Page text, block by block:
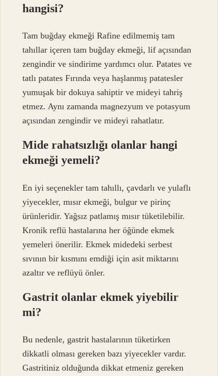
hangisi?
Tam buğday ekmeği Rafine edilmemiş tam
tahıllar içeren tam buğday ekmeği, lif açısından
zengindir ve sindirime yardımcı olur. Patates ve
tatlı patates Fırında veya haşlanmış patatesler
yumuşak bir dokuya sahiptir ve mideyi tahriş
etmez. Aynı zamanda magnezyum ve potasyum
açısından zengindir ve mideyi rahatlatır.
Mide rahatsızlığı olanlar hangi
ekmeği yemeli?
En iyi seçenekler tam tahıllı, çavdarlı ve yulaflı
yiyecekler, mısır ekmeği, bulgur ve pirinç
ürünleridir. Yağsız patlamış mısır tüketilebilir.
Kronik reflü hastalarına her öğünde ekmek
yemeleri önerilir. Ekmek midedeki serbest
sıvının bir kısmını emdiği için asit miktarını
azaltır ve reflüyü önler.
Gastrit olanlar ekmek yiyebilir
mi?
Bu nedenle, gastrit hastalarının tüketirken
dikkatli olması gereken bazı yiyecekler vardır.
Gastritiniz olduğunda dikkat etmeniz gereken